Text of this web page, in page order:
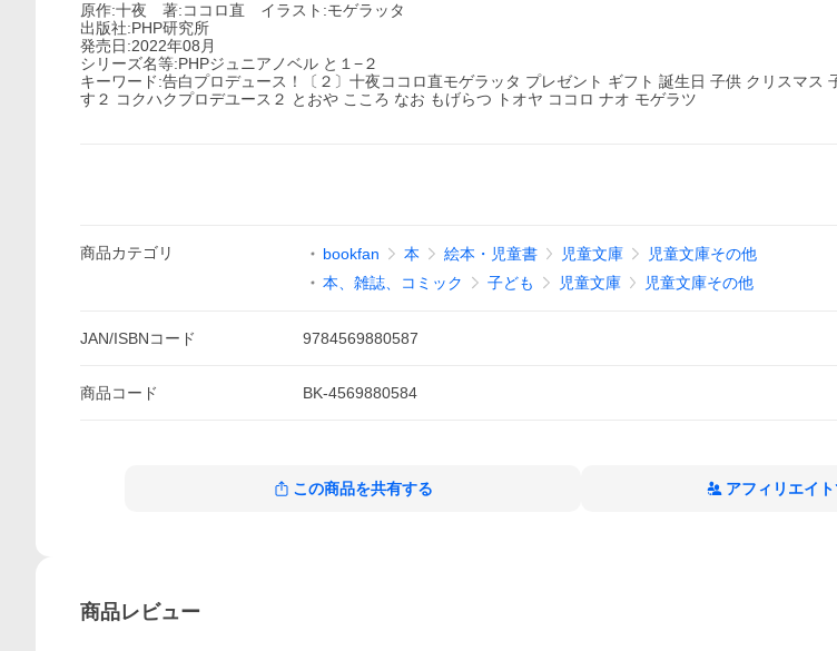
原作:十夜 著:ココロ直 イラスト:モゲラッタ
出版社:PHP研究所
発売日:2022年08月
シリーズ名等:PHPジュニアノベル と１−２
キーワード:告白プロデュース！〔２〕十夜ココロ直モゲラッタ プレゼント ギフト 誕生日 子供 クリスマス
す２ コクハクプロデユース２ とおや こころ なお もげらつ トオヤ ココロ ナオ モゲラツ
商品カテゴリ bookfan 本 絵本・児童書 児童文庫
児童文庫その他
本、雑誌、コミック
子ども 児童文庫 児童文庫その他
JAN/ISBNコード 9784569880587
商品コード BK-4569880584
この商品を共有する アフィリエイ
商品レビュー